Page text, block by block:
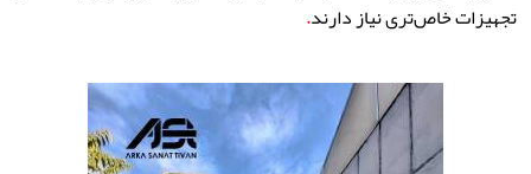
تجهیزات خاص‌تری نیاز دارند.